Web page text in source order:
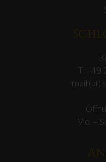
T: +49
mail (at)
Mo. –